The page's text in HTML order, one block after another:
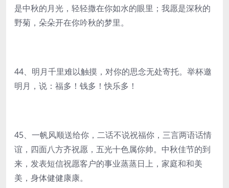
是中秋的月光，轻轻撒在你如水的眼里；我愿是深秋的
野菊，朵朵开在你吟秋的梦里。
44、明月千里难以触摸，对你的思念无处寄托。举杯邀
明月，说：福多！钱多！快乐多！
45、一帆风顺送给你，二话不说祝福你，三言两语话情
谊，四面八方齐祝愿，五光十色属你帅。中秋佳节的到
来，发表短信祝愿客户的事业蒸蒸日上，家庭和和美
美，身体健健康康。